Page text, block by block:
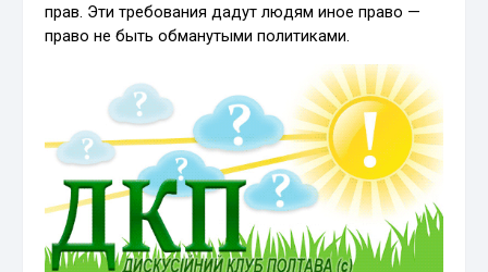
прав. Эти требования дадут людям иное право —
право не быть обманутыми политиками.